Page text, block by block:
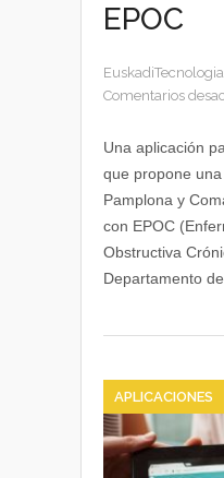
EPOC
EuskadiTecnologia
Comentarios
Una aplicación
que propone
Pamplona y
con EPOC
Obstructiva
Departamento de
APLICACIONES